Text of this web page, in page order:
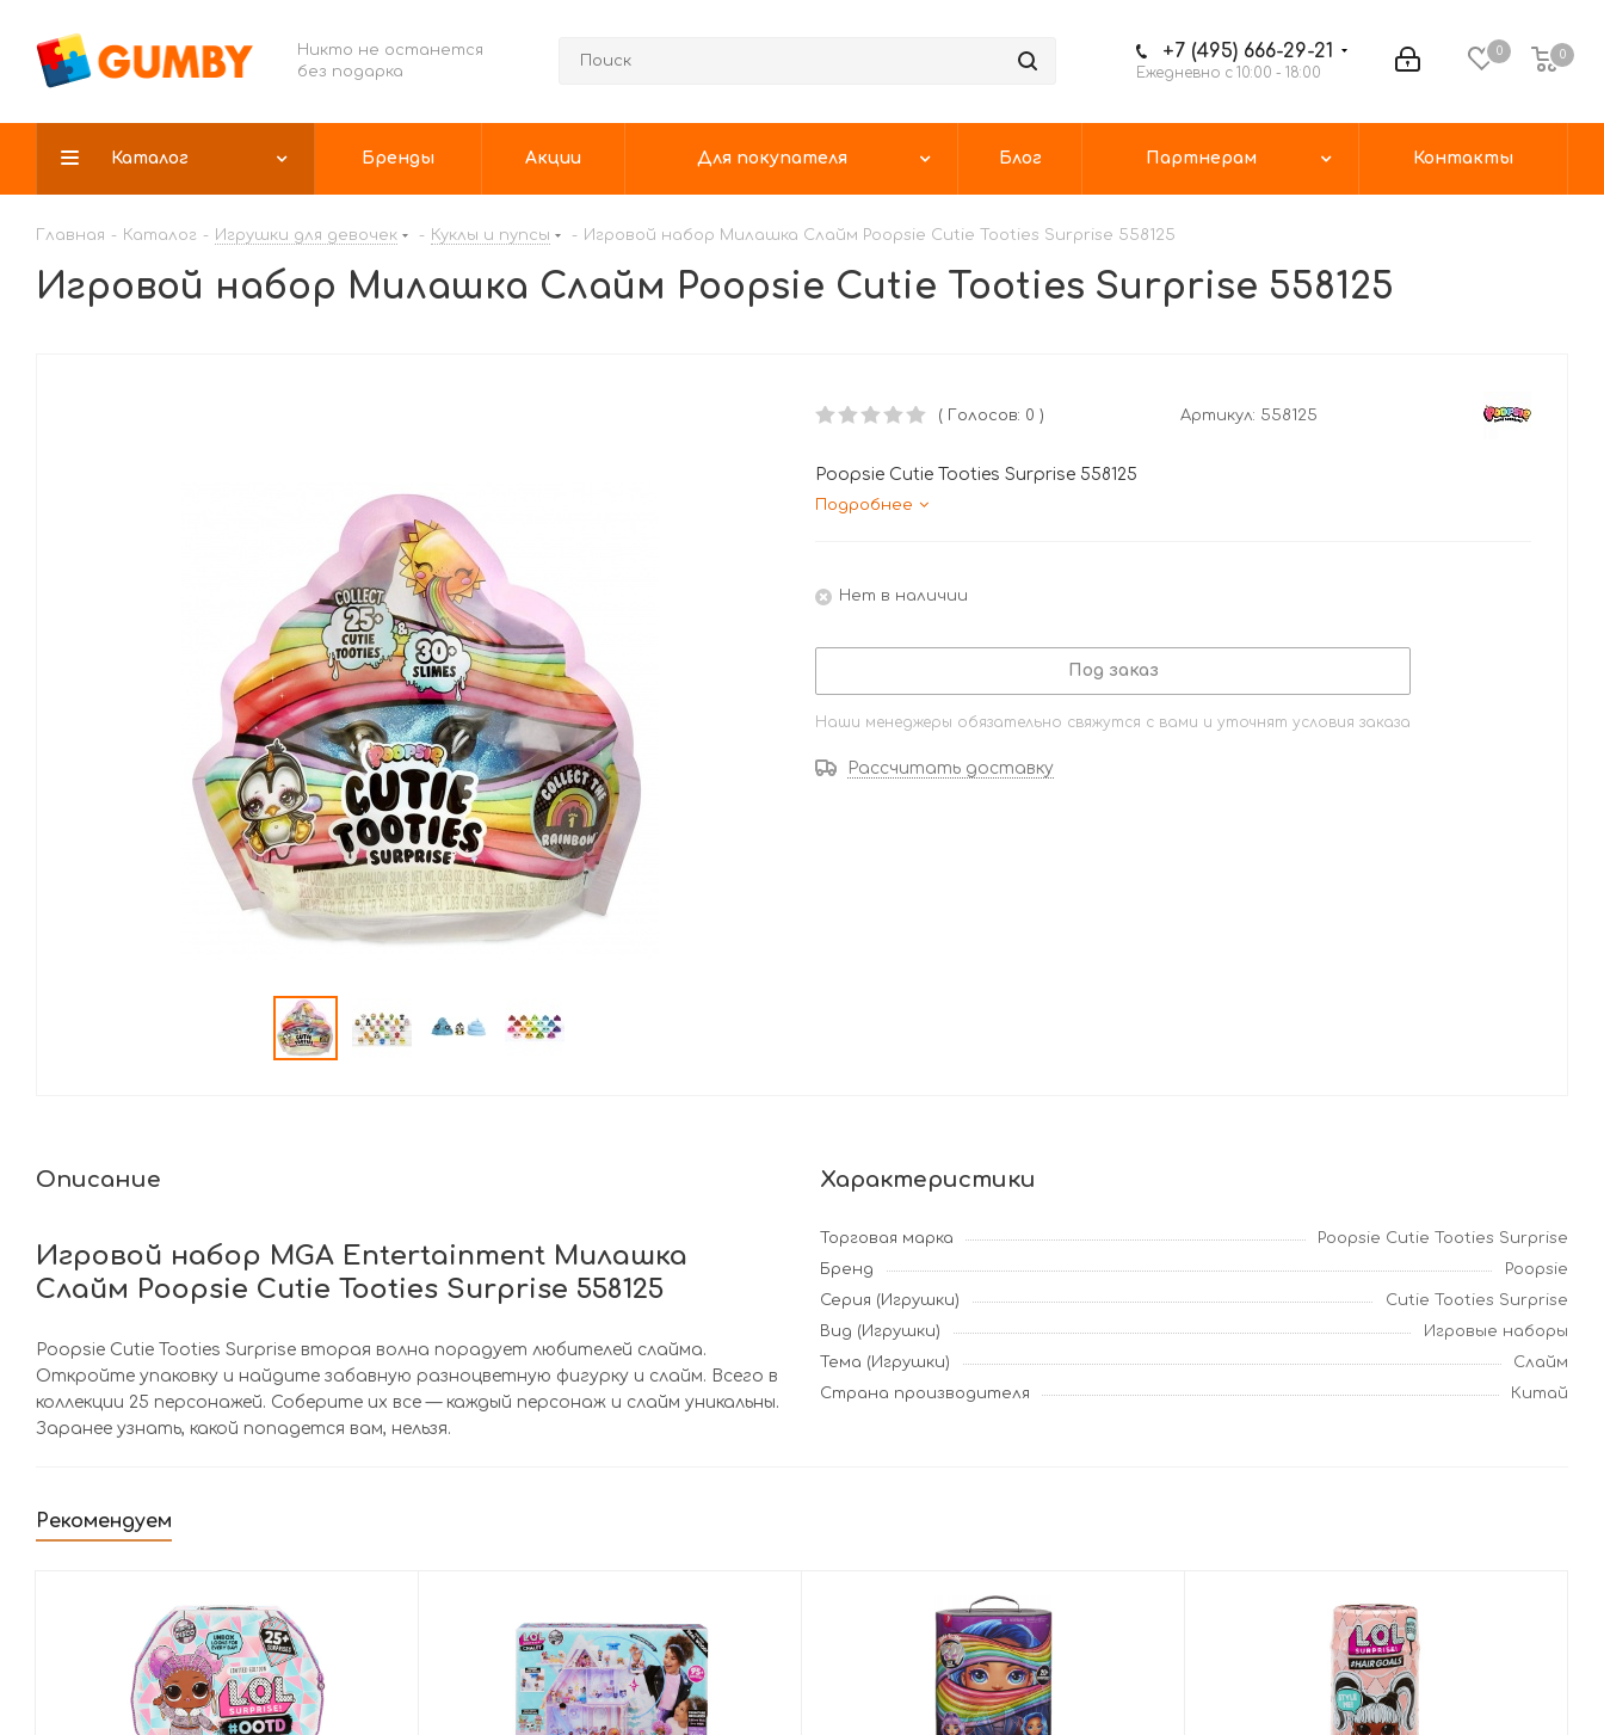
Никто не останется
без подарка
0 0
+7 (495) 666-29-21
Ежедневно с 10:00 - 18:00
Каталог Бренды Акции Для покупателя Блог Партнерам Контакты
Главная - Каталог - Игрушки для девочек - Куклы и пупсы - Игровой набор Милашка Слайм Poopsie Cutie Tooties Surprise 558125
Игровой набор Милашка Слайм Poopsie Cutie Tooties Surprise 558125
( Голосов: 0 ) Артикул: 558125
Poopsie Cutie Tooties Surprise 558125
Подробнее
Нет в наличии
Под заказ
Наши менеджеры обязательно свяжутся с вами и уточнят условия заказа
Рассчитать доставку
Описание
Игровой набор MGA Entertainment Милашка
Слайм Poopsie Cutie Tooties Surprise 558125
Poopsie Cutie Tooties Surprise вторая волна порадует любителей слайма.
Откройте упаковку и найдите забавную разноцветную фигурку и слайм. Всего в
коллекции 25 персонажей. Соберите их все — каждый персонаж и слайм уникальны.
Заранее узнать, какой попадется вам, нельзя.
Характеристики
Торговая марка
Poopsie Cutie Tooties Surprise
Бренд
Poopsie
Серия (Игрушки)
Cutie Tooties Surprise
Вид (Игрушки)
Игровые наборы
Тема (Игрушки)
Слайм
Страна производителя
Китай
Рекомендуем